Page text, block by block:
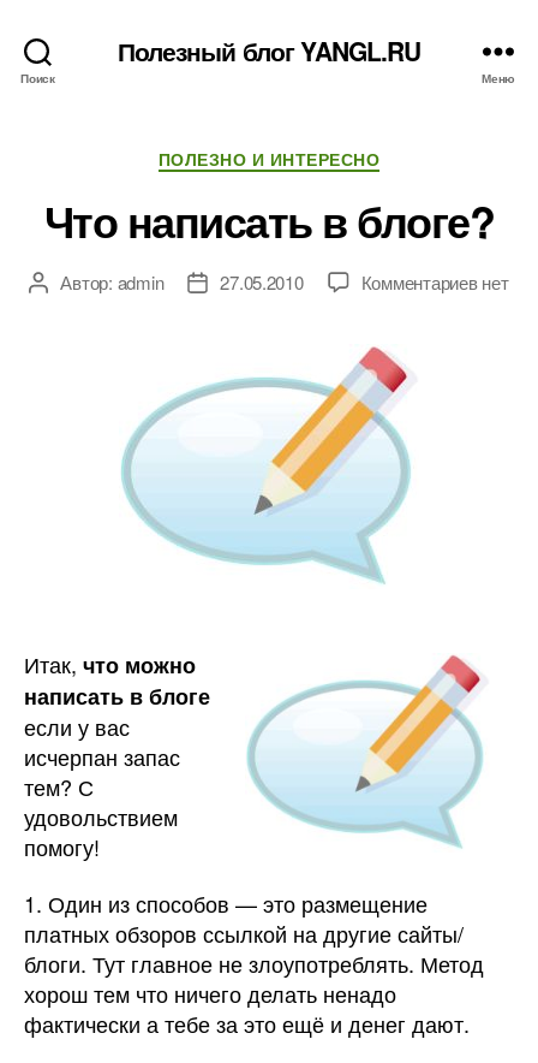
Поиск
Полезный блог YANGL.RU
Меню
Рубрики
ПОЛЕЗНО И ИНТЕРЕСНО
Что написать в блоге?
АвторАвтор: admin
Дата27.05.2010 Комментариевк
нет
Итак, что можно
написать в блоге
если у вас
исчерпан запас
тем? С
удовольствием
помогу!
1. Один из способов — это размещение
платных обзоров ссылкой на другие сайты/
блоги. Тут главное не злоупотреблять. Метод
хорош тем что ничего делать ненадо
фактически а тебе за это ещё и денег дают.